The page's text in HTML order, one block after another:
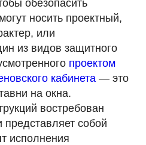
обезопасить
носить проектный,
или
из видов защитного
проектом
кабинета — это
на окна.
востребован
собой
исполнения